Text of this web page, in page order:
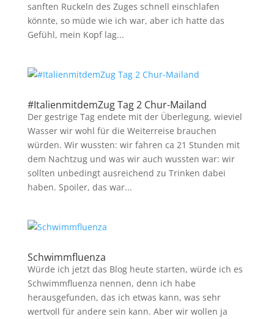
sanften Ruckeln des Zuges schnell einschlafen
könnte, so müde wie ich war, aber ich hatte das
Gefühl, mein Kopf lag...
#ItalienmitdemZug Tag 2 Chur-Mailand
Der gestrige Tag endete mit der Überlegung, wieviel
Wasser wir wohl für die Weiterreise brauchen
würden. Wir wussten: wir fahren ca 21 Stunden mit
dem Nachtzug und was wir auch wussten war: wir
sollten unbedingt ausreichend zu Trinken dabei
haben. Spoiler, das war...
Schwimmfluenza
Würde ich jetzt das Blog heute starten, würde ich es
Schwimmfluenza nennen, denn ich habe
herausgefunden, das ich etwas kann, was sehr
wertvoll für andere sein kann. Aber wir wollen ja